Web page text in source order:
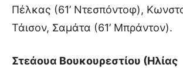
Πέλκας (61’ Ντεσπόντοφ),
Τάισον, Σαμάτα (61’ Μπράντον).
Στεάουα Βουκουρεστίου (Ηλίας